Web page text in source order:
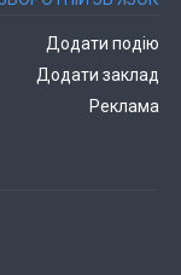
Додати подію
Додати заклад
Реклама